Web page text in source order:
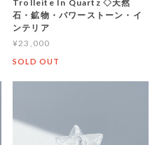
Trolleite In Quartz ◇天然
石・鉱物・パワーストーン・イ
ンテリア
¥23,000
SOLD OUT